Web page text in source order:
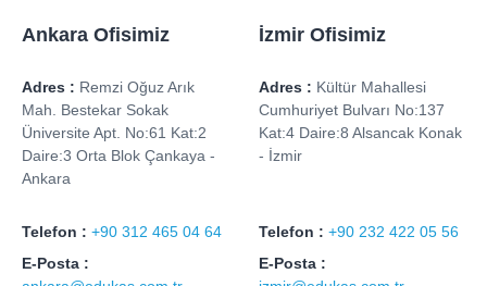
Ankara Ofisimiz
Adres : Remzi Oğuz Arık
Mah. Bestekar Sokak
Üniversite Apt. No:61 Kat:2
Daire:3 Orta Blok Çankaya -
Ankara
Telefon : +90 312 465 04 64
E-Posta :
İzmir Ofisimiz
Adres : Kültür Mahallesi
Cumhuriyet Bulvarı No:137
Kat:4 Daire:8 Alsancak Konak
- İzmir
Telefon : +90 232 422 05 56
E-Posta :